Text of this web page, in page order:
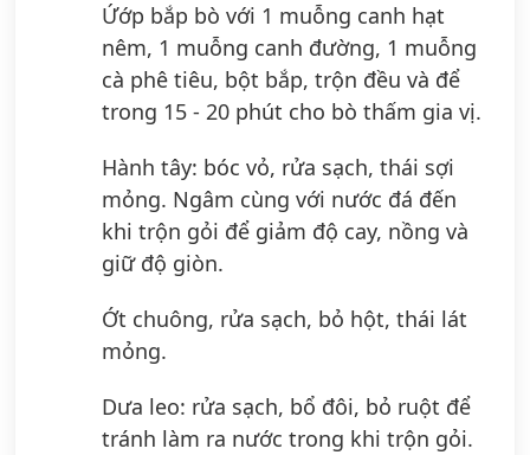
Ứớp bắp bò với 1 muỗng canh hạt
nêm, 1 muỗng canh đường, 1 muỗng
cà phê tiêu, bột bắp, trộn đều và để
trong 15 - 20 phút cho bò thấm gia vị.
Hành tây: bóc vỏ, rửa sạch, thái sợi
mỏng. Ngâm cùng với nước đá đến
khi trộn gỏi để giảm độ cay, nồng và
giữ độ giòn.
Ớt chuông, rửa sạch, bỏ hột, thái lát
mỏng.
Dưa leo: rửa sạch, bổ đôi, bỏ ruột để
tránh làm ra nước trong khi trộn gỏi.